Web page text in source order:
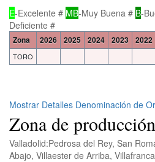
E-Excelente # MB-Muy Buena # B-
Deficiente #
Zona 2026 2025 2024 2023 2022
TORO
Mostrar Detalles Denominación de
Zona de producción
Valladolid:Pedrosa del Rey, San
Abajo, Villaester de Arriba,